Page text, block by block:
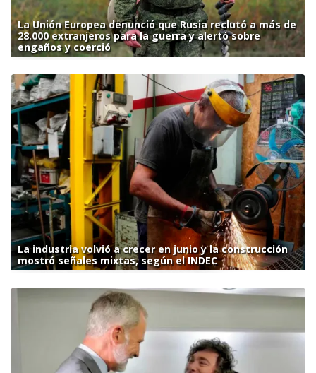
La Unión Europea denunció que Rusia reclutó a más de
28.000 extranjeros para la guerra y alertó sobre
engaños y coerció
La industria volvió a crecer en junio y la construcción
mostró señales mixtas, según el INDEC